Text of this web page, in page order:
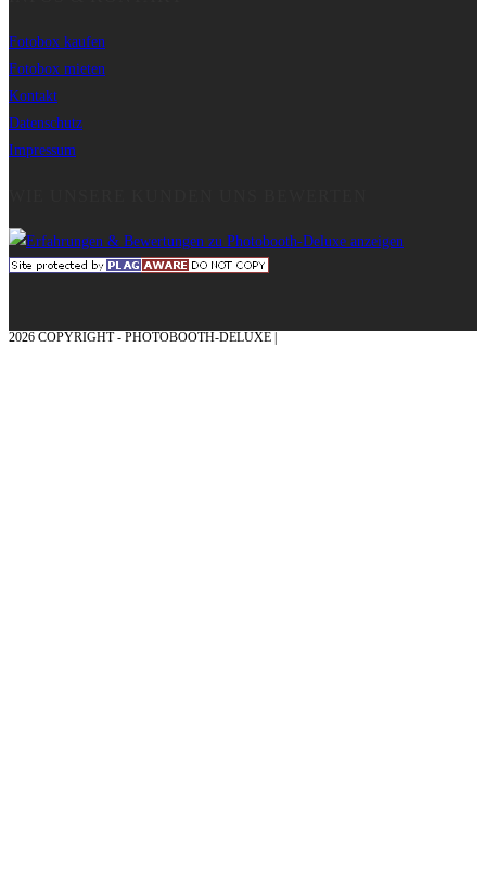
Fotobox kaufen
Fotobox mieten
Kontakt
Datenschutz
Impressum
2026 COPYRIGHT - PHOTOBOOTH-DELUXE |